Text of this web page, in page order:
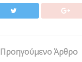
Προηγούμενο Άρθρο